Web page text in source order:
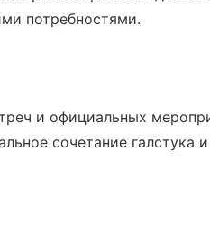
потребностями.
и официальных
сочетание галстука